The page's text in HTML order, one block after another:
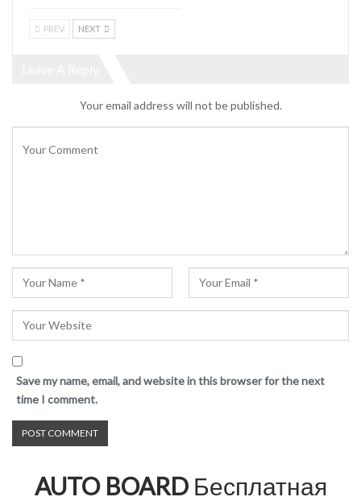
PREV NEXT
Your email address will not be published.
Save my name, email, and website in this browser for the next
time I comment.
AUTO BOARDБесплатная